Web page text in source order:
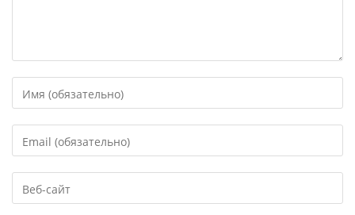
свое
или
имя
чтобы
прокомментировать
свой
адрес,
чтобы
URL